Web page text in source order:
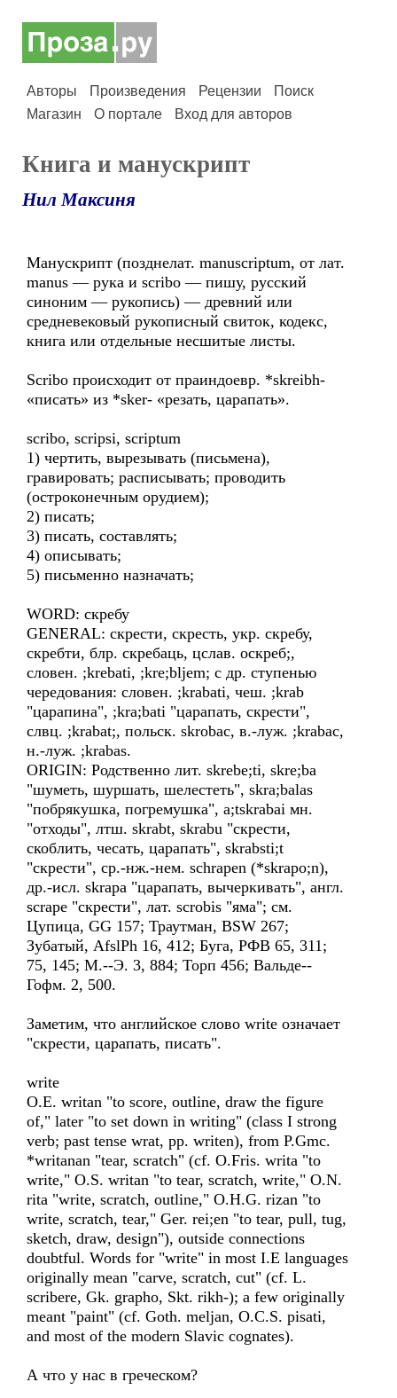
Авторы Произведения Рецензии
Поиск
Магазин
О портале Вход для авторов
Книга и манускрипт
Нил Максиня
Манускрипт (позднелат. manuscriptum, от лат.
manus — рука и scribo — пишу, русский
синоним — рукопись) — древний или
средневековый рукописный свиток, кодекс,
книга или отдельные несшитые листы.
Scribo происходит от праиндоевр. *skreibh-
«писать» из *sker- «резать, царапать».
scribo, scripsi, scriptum
1) чертить, вырезывать (письмена),
гравировать; расписывать; проводить
(остроконечным орудием);
2) писать;
3) писать, составлять;
4) описывать;
5) письменно назначать;
WORD: скребу
GENERAL: скрести, скресть, укр. скребу,
скребти, блр. скребаць, цслав. оскреб;,
словен. ;krebati, ;kre;bljem; с др. ступенью
чередования: словен. ;krabati, чеш. ;krab
"царапина", ;kra;bati "царапать, скрести",
слвц. ;krаbаt;, польск. skrobac, в.-луж. ;krabac,
н.-луж. ;krabas.
ORIGIN: Родственно лит. skrebe;ti, skre;bа
"шуметь, шуршать, шелестеть", skra;balas
"побрякушка, погремушка", a;tskrabai мн.
"отходы", лтш. skrabt, skrabu "скрести,
скоблить, чесать, царапать", skrabsti;t
"скрести", ср.-нж.-нем. sсhrареn (*skrapo;n),
др.-исл. skrapa "царапать, вычеркивать", англ.
sсrаре "скрести", лат. scrobis "яма"; см.
Цупица, GG 157; Траутман, ВSW 267;
Зубатый, AfslPh 16, 412; Буга, РФВ 65, 311;
75, 145; М.--Э. 3, 884; Торп 456; Вальде--
Гофм. 2, 500.
Заметим, что английское слово write означает
"скрести, царапать, писать".
write
O.E. writan "to score, outline, draw the figure
of," later "to set down in writing" (class I strong
verb; past tense wrat, pp. writen), from P.Gmc.
*writanan "tear, scratch" (cf. O.Fris. writa "to
write," O.S. writan "to tear, scratch, write," O.N.
rita "write, scratch, outline," O.H.G. rizan "to
write, scratch, tear," Ger. rei;en "to tear, pull, tug,
sketch, draw, design"), outside connections
doubtful. Words for "write" in most I.E languages
originally mean "carve, scratch, cut" (cf. L.
scribere, Gk. grapho, Skt. rikh-); a few originally
meant "paint" (cf. Goth. meljan, O.C.S. pisati,
and most of the modern Slavic cognates).
А что у нас в греческом?